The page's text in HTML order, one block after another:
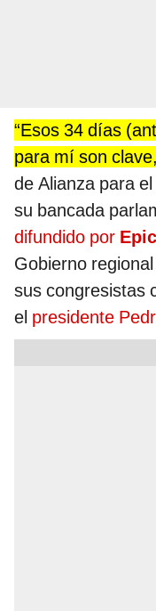
“Esos 34 días
para mí son
de Alianza para
su bancada
difundido por
Gobierno
sus congresistas
el presidente